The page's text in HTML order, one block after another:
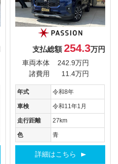
支払総額254.3万円
車両本体
242.9万円
諸費用
11.4万円
年式 令和8年
車検 令和11年1月
走行距離 27km
色 青
詳細はこちら